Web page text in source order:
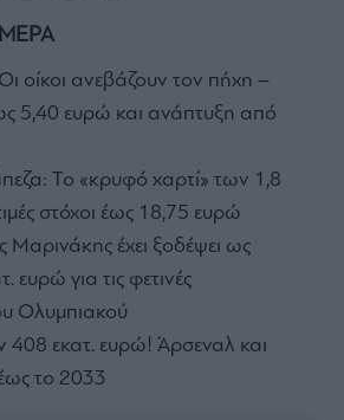
οίκοι ανεβάζουν τον πήχη –
5,40 ευρώ και ανάπτυξη από
Το «κρυφό χαρτί» των 1,8
στόχοι έως 18,75 ευρώ
Μαρινάκης έχει ξοδέψει ως
ευρώ για τις φετινές
Ολυμπιακού
408 εκατ. ευρώ! Άρσεναλ και
το 2033